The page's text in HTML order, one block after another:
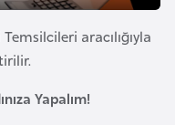
i
aracılığıyla
Yapalım!